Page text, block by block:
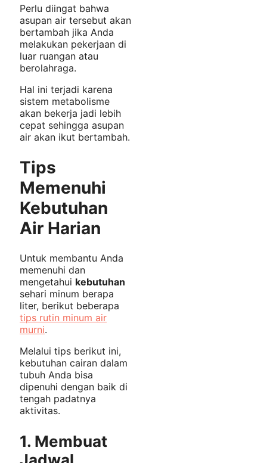
Perlu diingat bahwa
asupan air tersebut akan
bertambah jika Anda
melakukan pekerjaan di
luar ruangan atau
berolahraga.
Hal ini terjadi karena
sistem metabolisme
akan bekerja jadi lebih
cepat sehingga asupan
air akan ikut bertambah.
Tips
Memenuhi
Kebutuhan
Air Harian
Untuk membantu Anda
memenuhi dan
mengetahui kebutuhan
sehari minum berapa
liter, berikut beberapa
tips rutin minum air
murni.
Melalui tips berikut ini,
kebutuhan cairan dalam
tubuh Anda bisa
dipenuhi dengan baik di
tengah padatnya
aktivitas.
1. Membuat